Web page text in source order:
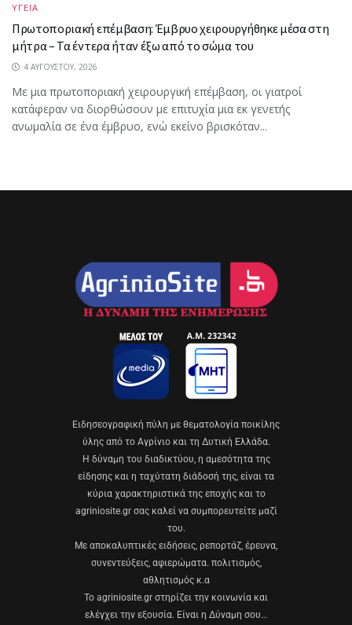
ΥΓΕΙΑ
Πρωτοποριακή επέμβαση: Έμβρυο χειρουργήθηκε μέσα στη
μήτρα – Τα έντερα ήταν έξω από το σώμα του
4 ΑΥΓΟΎΣΤΟΥ, 2026
Με μια πρωτοποριακή χειρουργική επέμβαση, οι γιατροί
κατάφεραν να διορθώσουν με επιτυχία μια εκ γενετής
ανωμαλία σε ένα έμβρυο, ενώ εκείνο βρισκόταν...
Eιδησεογραφική πύλη με θεματολογία ποικίλης
ύλης από το Αγρίνιο και τη Δυτική Ελλάδα.
Η δύναμη του διαδικτύου, η αμεσότητα της
είδησης και η ταχύτατη διάδοσή της, είναι τα
κύρια χαρακτηριστικά της εποχής και το
agriniosite.gr σας καλεί να συμπορευτείτε μαζί
του.
Με αποκαλυπτικές ειδήσεις, ρεπορτάζ, έρευνα,
συνεντεύξεις, αφιερώματα. πολιτισμός,
αθλητισμός κ.α
Το agriniosite.gr στηρίζει την κοινωνία και
ελέγχει την εξουσία. Είναι η Δύναμη σου…